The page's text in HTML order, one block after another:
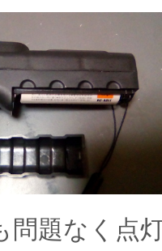
問題なく点